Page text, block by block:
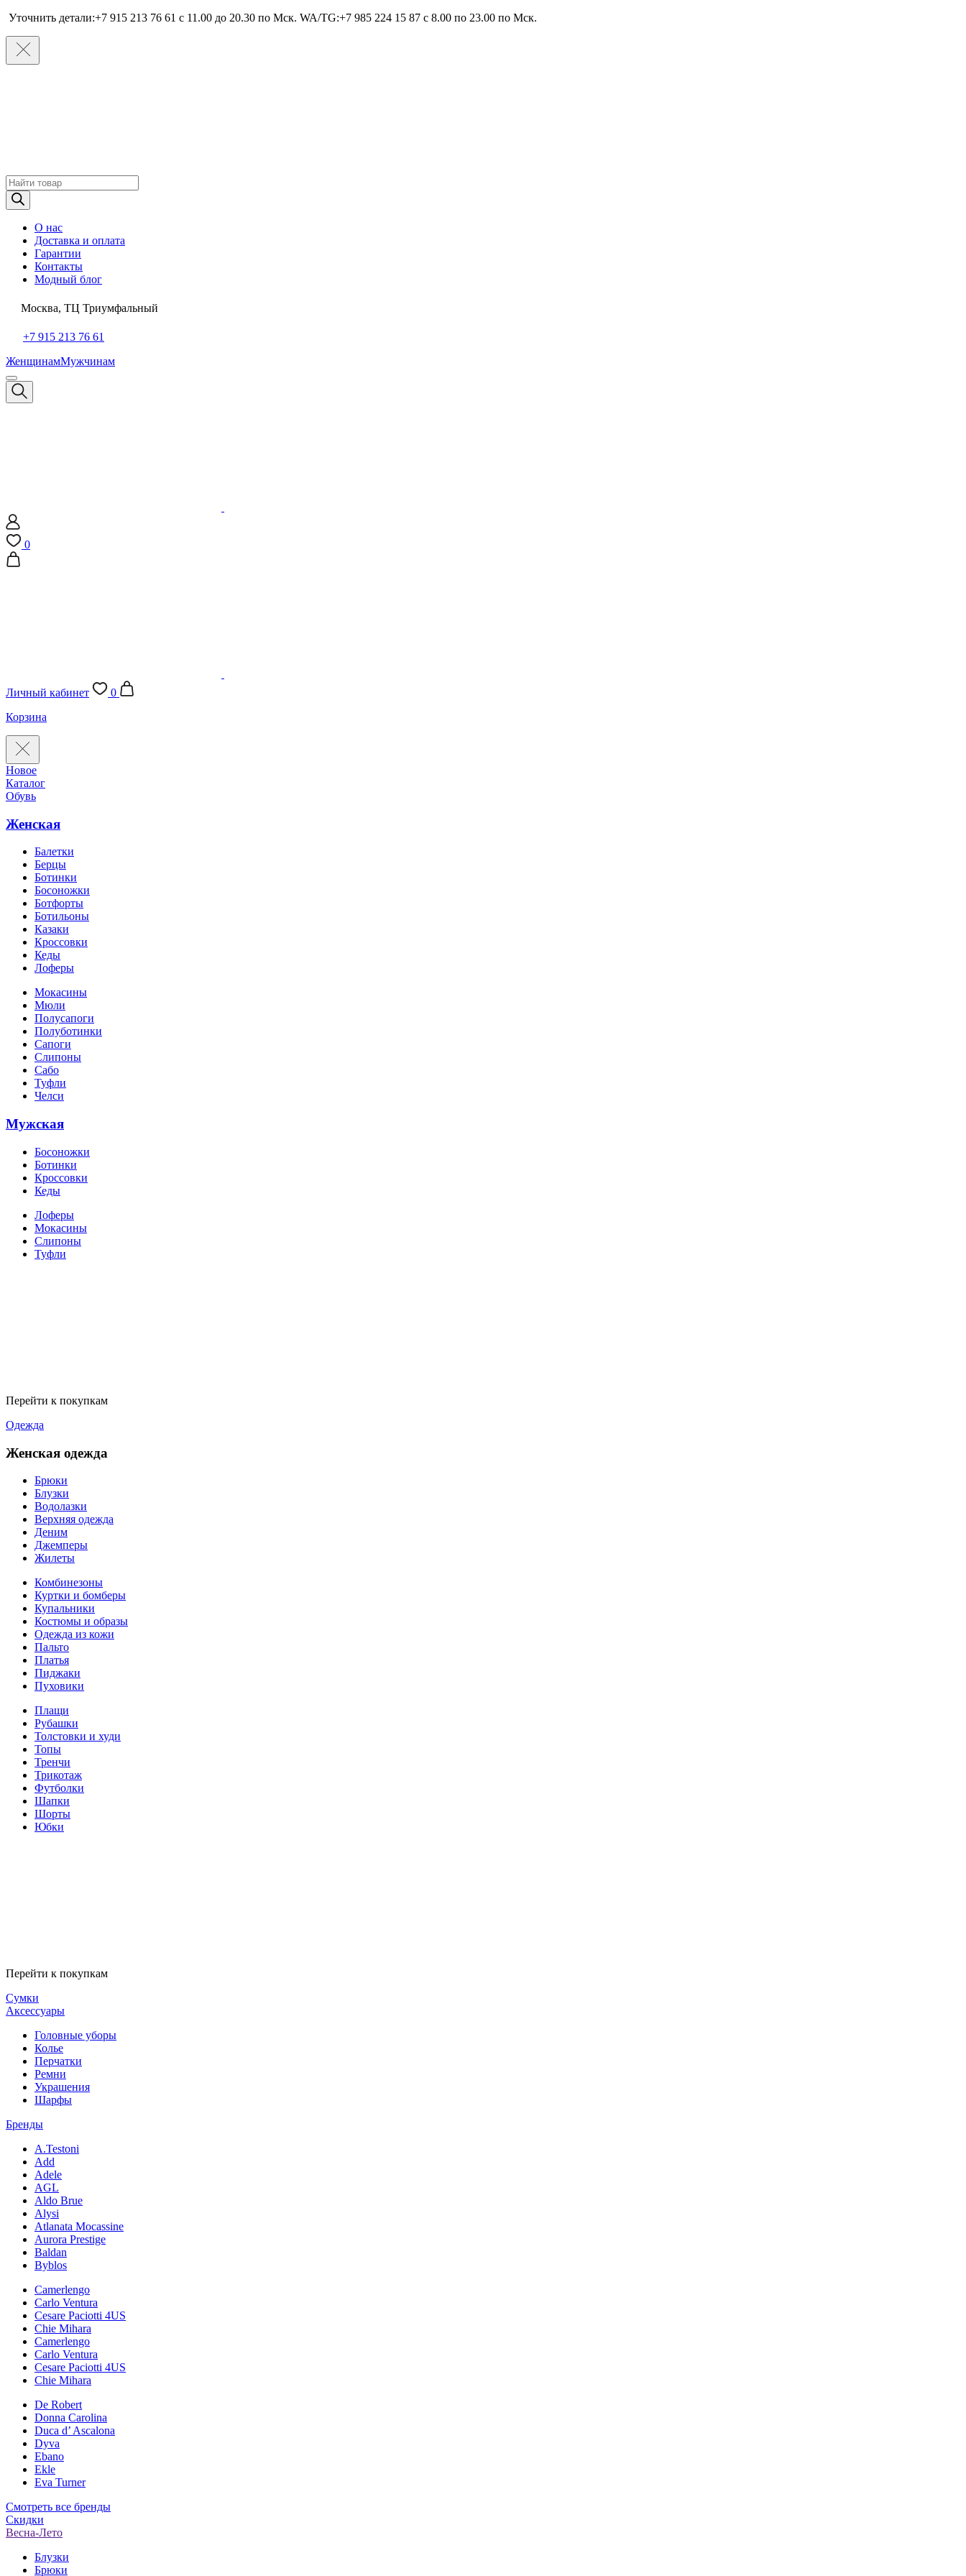
Уточнить детали:+7 915 213 76 61 c 11.00 до 20.30 по Мcк. WA/TG:+7 985 224 15 87 c 8.00 по 23.00 по Мcк.
Поиск
товаров
О нас
Доставка и оплата
Гарантии
Контакты
Модный блог
Москва, ТЦ Триумфальный
+7 915 213 76 61
ЖенщинамМужчинам
0
Личный кабинет
0
Корзина
Новое
Каталог
Обувь
Женская
Балетки
Берцы
Ботинки
Босоножки
Ботфорты
Ботильоны
Казаки
Кроссовки
Кеды
Лоферы
Мокасины
Мюли
Полусапоги
Полуботинки
Сапоги
Слипоны
Сабо
Туфли
Челси
Мужская
Босоножки
Ботинки
Кроссовки
Кеды
Лоферы
Мокасины
Слипоны
Туфли
Перейти к покупкам
Одежда
Женская одежда
Брюки
Блузки
Водолазки
Верхняя одежда
Деним
Джемперы
Жилеты
Комбинезоны
Куртки и бомберы
Купальники
Костюмы и образы
Одежда из кожи
Пальто
Платья
Пиджаки
Пуховики
Плащи
Рубашки
Толстовки и худи
Топы
Тренчи
Трикотаж
Футболки
Шапки
Шорты
Юбки
Перейти к покупкам
Сумки
Аксессуары
Головные уборы
Колье
Перчатки
Ремни
Украшения
Шарфы
Бренды
A.Testoni
Add
Adele
AGL
Aldo Brue
Alysi
Atlanata Mocassine
Aurora Prestige
Baldan
Byblos
Camerlengo
Carlo Ventura
Cesare Paciotti 4US
Chie Mihara
Camerlengo
Carlo Ventura
Cesare Paciotti 4US
Chie Mihara
De Robert
Donna Carolina
Duca d’ Ascalona
Dyva
Ebano
Ekle
Eva Turner
Смотреть все бренды
Скидки
Весна-Лето
Блузки
Брюки